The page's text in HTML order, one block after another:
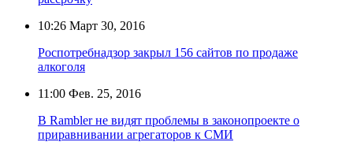
10:26 Март 30, 2016
Роспотребнадзор закрыл 156 сайтов по продаже
алкоголя
11:00 Фев. 25, 2016
В Rambler не видят проблемы в законопроекте о
приравнивании агрегаторов к СМИ